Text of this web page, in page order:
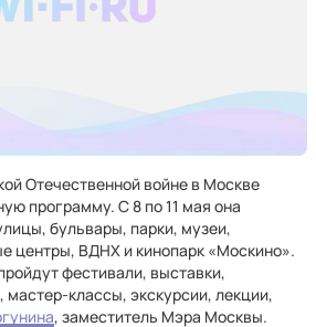
Отечественной войне в Москве
программу. С 8 по 11 мая она
бульвары, парки, музеи,
центры, ВДНХ и кинопарк «Москино».
фестивали, выставки,
мастер-классы, экскурсии, лекции,
, заместитель Мэра Москвы.